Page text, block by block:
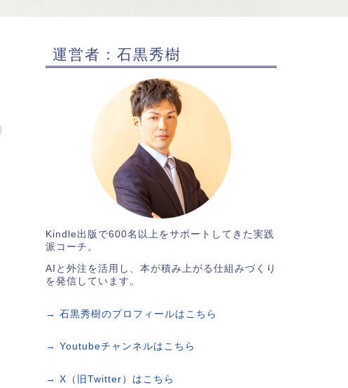
運営者：石黒秀樹
Kindle出版で600名以上をサポートしてきた実践
派コーチ。
AIと外注を活用し、本が積み上がる仕組みづくり
を発信しています。
→ 石黒秀樹のプロフィールはこちら
→ Youtubeチャンネルはこちら
→ X（旧Twitter）はこちら